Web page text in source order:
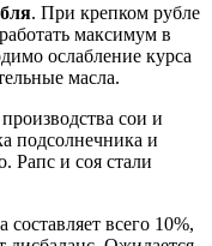
. При крепком рубле
максимум в
ослабление курса
масла.
сои и
подсолнечника и
Рапс и соя стали
всего 10%,